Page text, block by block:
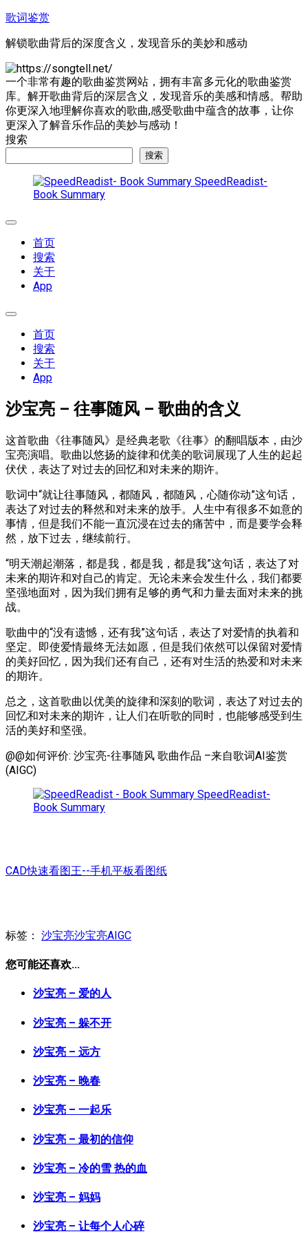
跳
内
容
歌词鉴赏
解锁歌曲背后的深度含义，发现音乐的美妙和感动
一个非常有趣的歌曲鉴赏网站，拥有丰富多元化的歌曲鉴赏
库。解开歌曲背后的深层含义，发现音乐的美感和情感。帮助
你更深入地理解你喜欢的歌曲,感受歌曲中蕴含的故事，让你
更深入了解音乐作品的美妙与感动！
搜索
搜索
SpeedReadist-
Book Summary
展
首页
搜索
关于
App
展
首页
搜索
关于
App
沙宝亮 – 往事随风 – 歌曲的含义
这首歌曲《往事随风》是经典老歌《往事》的翻唱版本，由沙
宝亮演唱。歌曲以悠扬的旋律和优美的歌词展现了人生的起起
伏伏，表达了对过去的回忆和对未来的期许。
歌词中“就让往事随风，都随风，都随风，心随你动”这句话，
表达了对过去的释然和对未来的放手。人生中有很多不如意的
事情，但是我们不能一直沉浸在过去的痛苦中，而是要学会释
然，放下过去，继续前行。
“明天潮起潮落，都是我，都是我，都是我”这句话，表达了对
未来的期许和对自己的肯定。无论未来会发生什么，我们都要
坚强地面对，因为我们拥有足够的勇气和力量去面对未来的挑
战。
歌曲中的“没有遗憾，还有我”这句话，表达了对爱情的执着和
坚定。即使爱情最终无法如愿，但是我们依然可以保留对爱情
的美好回忆，因为我们还有自己，还有对生活的热爱和对未来
的期许。
总之，这首歌曲以优美的旋律和深刻的歌词，表达了对过去的
回忆和对未来的期许，让人们在听歌的同时，也能够感受到生
活的美好和坚强。
@@如何评价: 沙宝亮-往事随风 歌曲作品 –来自歌词AI鉴赏
(AIGC)
SpeedReadist-
Book Summary
CAD快速看图王--手机平板看图纸
标签： 沙宝亮沙宝亮AIGC
您可能还喜欢...
沙宝亮 – 爱的人
沙宝亮 – 躲不开
沙宝亮 – 远方
沙宝亮 – 晚春
沙宝亮 – 一起乐
沙宝亮 – 最初的信仰
沙宝亮 – 冷的雪 热的血
沙宝亮 – 妈妈
沙宝亮 – 让每个人心碎